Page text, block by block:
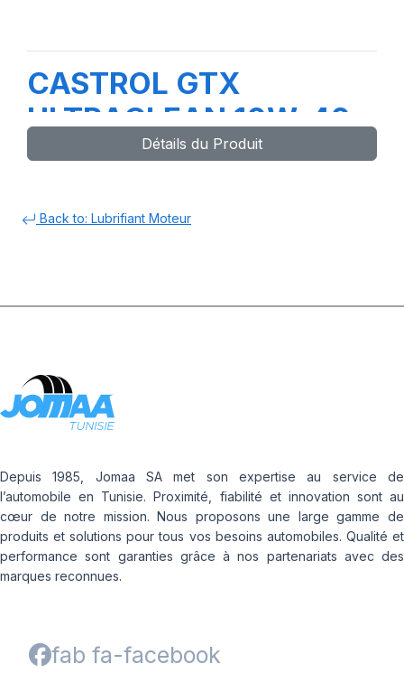
CASTROL GTX
ULTRACLEAN 10W-40
A3/B4 1L (E4)
Détails du Produit
Back to: Lubrifiant Moteur
Depuis 1985, Jomaa SA met son expertise au service de
l’automobile en Tunisie. Proximité, fiabilité et innovation sont au
cœur de notre mission. Nous proposons une large gamme de
produits et solutions pour tous vos besoins automobiles. Qualité et
performance sont garanties grâce à nos partenariats avec des
marques reconnues.
fab fa-facebook